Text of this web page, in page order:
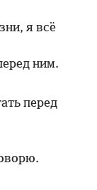
я всё
ним.
перед